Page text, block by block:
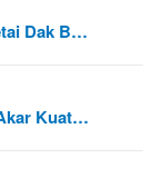
Dak B…
Kuat…